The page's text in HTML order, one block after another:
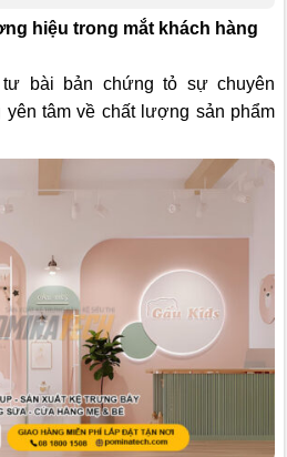
hiệu trong mắt khách hàng
bài bản chứng tỏ sự chuyên
yên tâm về chất lượng sản phẩm